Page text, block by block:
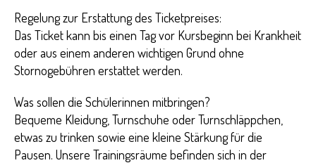
Regelung zur Erstattung des Ticketpreises:
Das Ticket kann bis einen Tag vor Kursbeginn bei Krankheit
oder aus einem anderen wichtigen Grund ohne
Stornogebühren erstattet werden.
Was sollen die Schülerinnen mitbringen?
Bequeme Kleidung, Turnschuhe oder Turnschläppchen,
etwas zu trinken sowie eine kleine Stärkung für die
Pausen. Unsere Trainingsräume befinden sich in der